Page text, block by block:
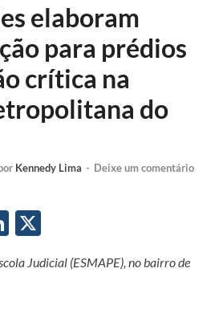
elaboram
para prédios
crítica na
do
Kennedy Lima - Deixe um comentário
Li
k Judicial (ESMAPE), no bairro de